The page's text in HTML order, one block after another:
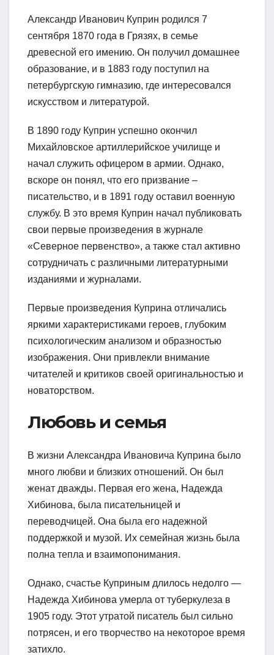
Александр Иванович Куприн родился 7
сентября 1870 года в Грязях, в семье
древесной его имению. Он получил домашнее
образование, и в 1883 году поступил на
петербургскую гимназию, где интересовался
искусством и литературой.
В 1890 году Куприн успешно окончил
Михайловское артиллерийское училище и
начал служить офицером в армии. Однако,
вскоре он понял, что его призвание –
писательство, и в 1891 году оставил военную
службу. В это время Куприн начал публиковать
свои первые произведения в журнале
«Северное первенство», а также стал активно
сотрудничать с различными литературными
изданиями и журналами.
Первые произведения Куприна отличались
яркими характеристиками героев, глубоким
психологическим анализом и образностью
изображения. Они привлекли внимание
читателей и критиков своей оригинальностью и
новаторством.
Любовь и семья
В жизни Александра Ивановича Куприна было
много любви и близких отношений. Он был
женат дважды. Первая его жена, Надежда
Хибинова, была писательницей и
переводчицей. Она была его надежной
поддержкой и музой. Их семейная жизнь была
полна тепла и взаимопонимания.
Однако, счастье Куприным длилось недолго —
Надежда Хибинова умерла от туберкулеза в
1905 году. Этот утратой писатель был сильно
потрясен, и его творчество на некоторое время
затихло.